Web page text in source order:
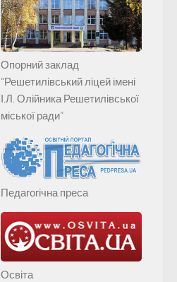
Опорний заклад
“Решетилівський ліцей імені
І.Л. Олійника Решетилівської
міської ради”
Педагогічна преса
Освіта